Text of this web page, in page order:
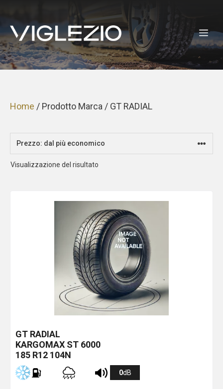
contenuto
Home / Prodotto Marca / GT RADIAL
Visualizzazione del risultato
GT RADIAL
KARGOMAX ST 6000
185 R12 104N
0dB